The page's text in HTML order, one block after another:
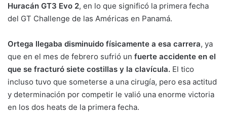
Huracán GT3 Evo 2, en lo que significó la primera fecha
del GT Challenge de las Américas en Panamá.
Ortega llegaba disminuido físicamente a esa carrera, ya
que en el mes de febrero sufrió un fuerte accidente en el
que se fracturó siete costillas y la clavícula. El tico
incluso tuvo que someterse a una cirugía, pero esa actitud
y determinación por competir le valió una enorme victoria
en los dos heats de la primera fecha.